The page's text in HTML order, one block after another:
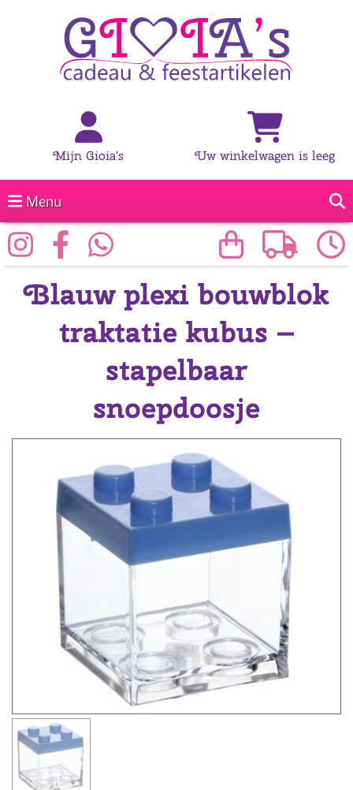
Mijn Gioia's Uw winkelwagen is leeg
Menu
Blauw plexi bouwblok
traktatie kubus –
stapelbaar
snoepdoosje